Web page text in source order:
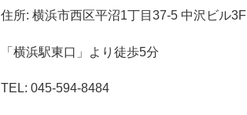
住所: 横浜市西区平沼1丁目 37-5 中沢ビル3F
「横浜駅東口」より徒歩5分
TEL: 045-594-8484